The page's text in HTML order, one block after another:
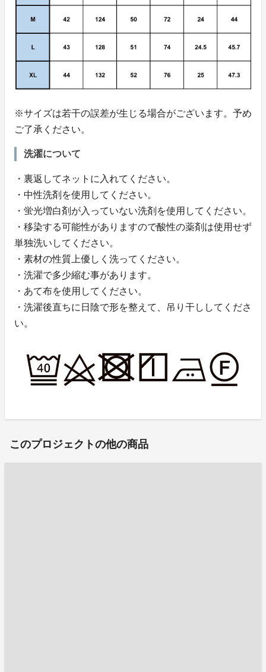
※サイズは若干の誤差が生じる場合がございます。予め
ご了承ください。
洗濯について
・裏返してネットに入れてください。
・中性洗剤を使用してください。
・蛍光増白剤が入っていない洗剤を使用してください。
・移染する可能性がありますので酸性の薬剤は使用せず
単独洗いしてください。
・素材の性質上優しく洗ってください。
・洗濯で多少縮む事があります。
・あて布を使用してください。
・洗濯後直ちに日陰で形を整えて、吊り干ししてくださ
い。
このプロジェクトの他の商品